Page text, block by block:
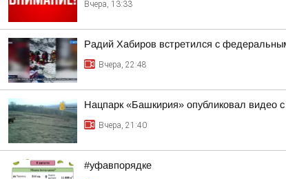
Вчера, 13:33
Радий Хабиров встретился с
Вчера, 22:48
Нацпарк «Башкирия» опубликовал видео
Вчера, 21:40
#уфавпорядке